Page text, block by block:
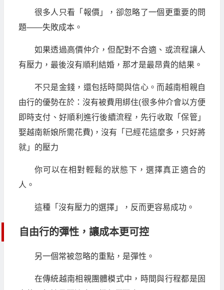
很多人只看「報價」，卻忽略了一個更重要的問
題——失敗成本。
如果透過高價仲介，但配對不合適、或流程讓人
有壓力，最後沒有順利結婚，那才是最昂貴的結果。
不只是金錢，還包括時間與信心。而越南相親自
由行的優勢在於：沒有被費用綁住(很多仲介會以方便
即時支付、好順利進行後續流程，先行收取「保管」
娶越南新娘所需花費)，沒有「已經花這麼多，只好將
就」的壓力
你可以在相對輕鬆的狀態下，選擇真正適合的
人。
這種「沒有壓力的選擇」，反而更容易成功。
自由行的彈性，讓成本更可控
另一個常被忽略的重點，是彈性。
在傳統越南相親團體模式中，時間與行程都是固